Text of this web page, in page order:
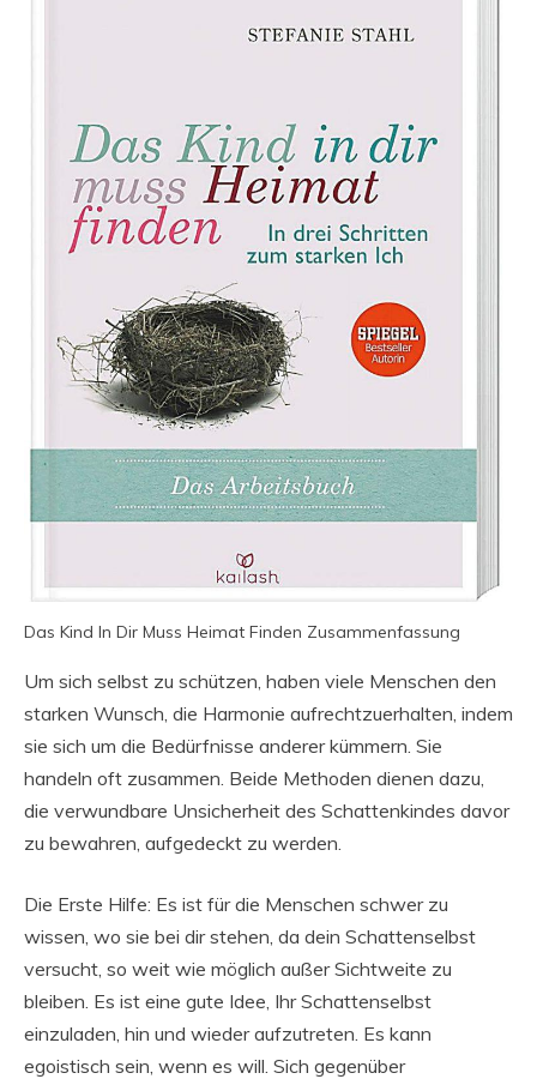
Das Kind In Dir Muss Heimat Finden Zusammenfassung
Um sich selbst zu schützen, haben viele Menschen den
starken Wunsch, die Harmonie aufrechtzuerhalten, indem
sie sich um die Bedürfnisse anderer kümmern. Sie
handeln oft zusammen. Beide Methoden dienen dazu,
die verwundbare Unsicherheit des Schattenkindes davor
zu bewahren, aufgedeckt zu werden.
Die Erste Hilfe: Es ist für die Menschen schwer zu
wissen, wo sie bei dir stehen, da dein Schattenselbst
versucht, so weit wie möglich außer Sichtweite zu
bleiben. Es ist eine gute Idee, Ihr Schattenselbst
einzuladen, hin und wieder aufzutreten. Es kann
egoistisch sein, wenn es will. Sich gegenüber